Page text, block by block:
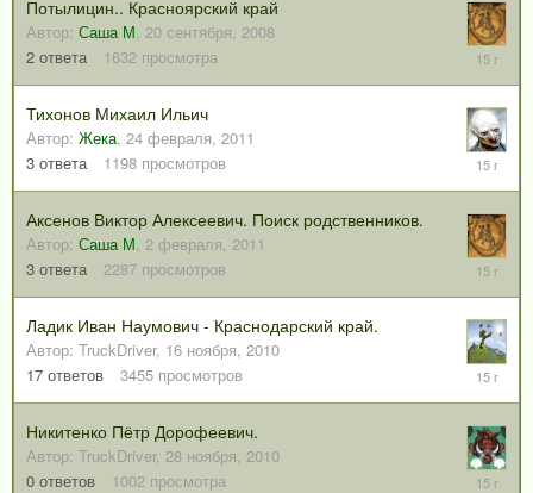
Потылицин.. Красноярский край
Автор: Саша М, 20 сентября, 2008
2 ответа 1632 просмотра
28
2011
Тихонов Михаил Ильич
Автор: Жека, 24 февраля, 2011
3 ответа 1198 просмотров
24
2011
Аксенов Виктор Алексеевич. Поиск родственников.
Автор: Саша М, 2 февраля, 2011
3 ответа 2287 просмотров
2011
Ладик Иван Наумович - Краснодарский край.
Автор: TruckDriver, 16 ноября, 2010
17 ответов 3455 просмотров
12
2010
Никитенко Пётр Дорофеевич.
Автор: TruckDriver, 28 ноября, 2010
0 ответов 1002 просмотра
28